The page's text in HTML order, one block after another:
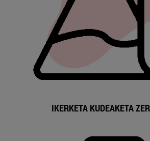
IKERKETA KUDEAKETA